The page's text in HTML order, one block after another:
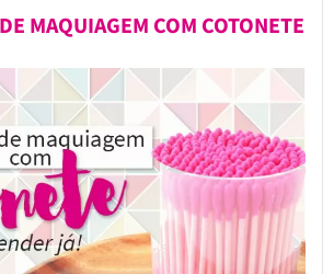
MAQUIAGEM COM COTONETE